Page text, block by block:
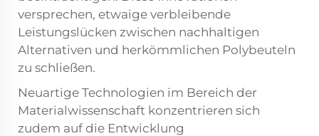
versprechen, etwaige verbleibende
Leistungslücken zwischen nachhaltigen
Alternativen und herkömmlichen Polybeuteln
zu schließen.
Neuartige Technologien im Bereich der
Materialwissenschaft konzentrieren sich
zudem auf die Entwicklung